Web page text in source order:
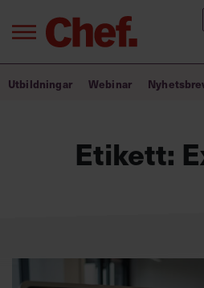
Bra ledare
Utbildning för
Utbildningar Webinar
Etikett: